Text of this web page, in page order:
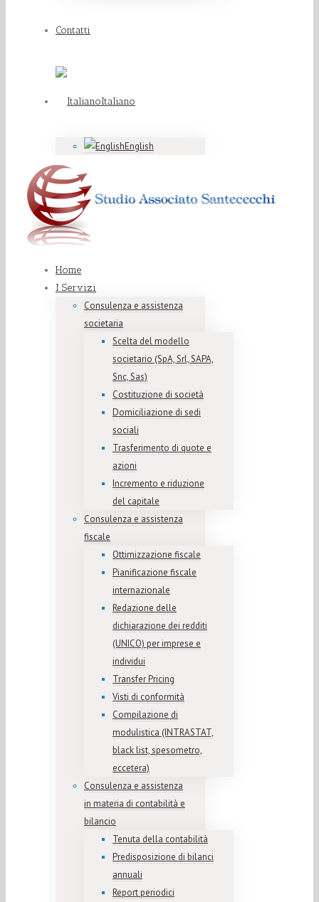
Contatti
Italiano
English
Home
I Servizi
Consulenza e assistenza
societaria
Scelta del modello
societario (SpA, Srl, SAPA,
Snc, Sas)
Costituzione di società
Domiciliazione di sedi
sociali
Trasferimento di quote e
azioni
Incremento e riduzione
del capitale
Consulenza e assistenza
fiscale
Ottimizzazione fiscale
Pianificazione fiscale
internazionale
Redazione delle
dichiarazione dei redditi
(UNICO) per imprese e
individui
Transfer Pricing
Visti di conformità
Compilazione di
modulistica (INTRASTAT,
black list, spesometro,
eccetera)
Consulenza e assistenza
in materia di contabilità e
bilancio
Tenuta della contabilità
Predisposizione di bilanci
annuali
Report periodici